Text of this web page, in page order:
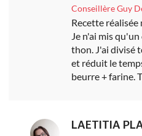
Conseillère Guy
Recette
Je n'ai mis
thon. J'ai divisé
et réduit le
beurre + farine.
LAETITIA